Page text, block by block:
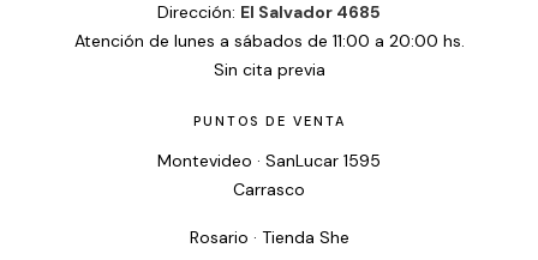
Dirección: El Salvador 4685
Atención de lunes a sábados de 11:00 a 20:00 hs.
Sin cita previa
PUNTOS DE VENTA
Montevideo · SanLucar 1595
Carrasco
Rosario · Tienda She